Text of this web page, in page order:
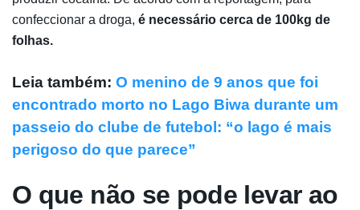
confeccionar a droga, é necessário cerca de 100kg de
folhas.
Leia também: O menino de 9 anos que foi
encontrado morto no Lago Biwa durante um
passeio do clube de futebol: “o lago é mais
perigoso do que parece”
O que não se pode levar ao